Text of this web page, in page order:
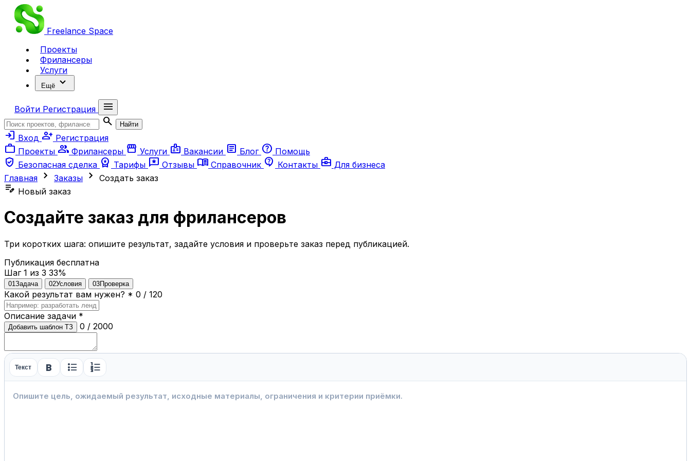
Freelance Space
Проекты
Фрилансеры
Услуги
Ещё expand_more
Войти Регистрация
menu
search
Найти
login Вход person_add Регистрация
work Проекты group Фрилансеры storefront Услуги badge Вакансии article Блог help Помощь
verified_user Безопасная сделка workspace_premium Тарифы reviews Отзывы menu_book Справочник contact_support Контакты business_center Для бизнеса
Главная chevron_right Заказы chevron_right Создать заказ
edit_note Новый заказ
Создайте заказ для фрилансеров
Три коротких шага: опишите результат, задайте условия и проверьте заказ перед публикацией.
Публикация бесплатна
Шаг 1 из 3 33%
01 Задача 02Условия 03Проверка
Какой результат вам нужен? * 0 / 120
Описание задачи *
Добавить шаблон ТЗ 0 / 2000
Текст format_bold format_list_bulleted format_list_numbered